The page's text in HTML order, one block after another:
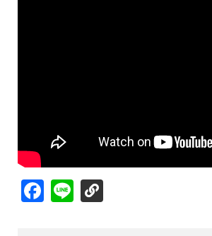
Facebook
Line